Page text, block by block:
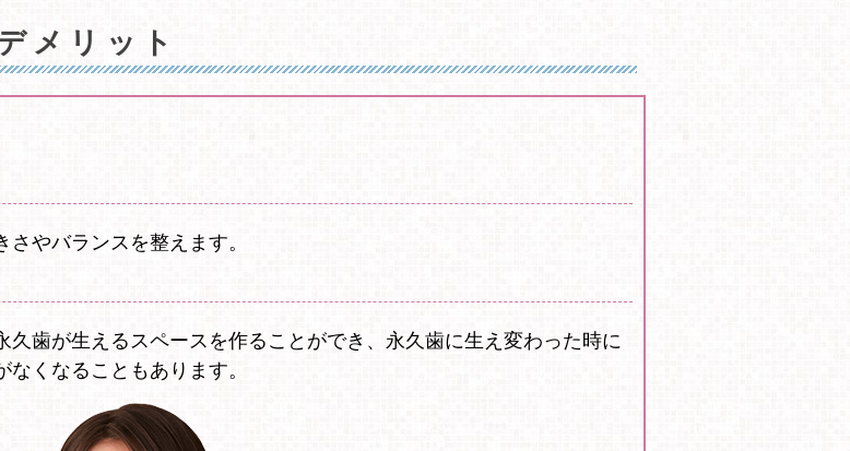
メリット
やバランスを整えます。
歯が生えるスペースを作ることができ、永久歯に生え変わった時に
くなることもあります。